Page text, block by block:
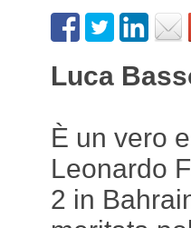
Luca
È un vero
Leonardo
2 in